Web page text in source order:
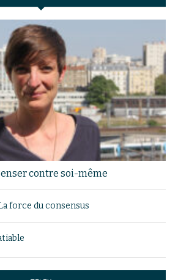
contre soi-même
force du consensus